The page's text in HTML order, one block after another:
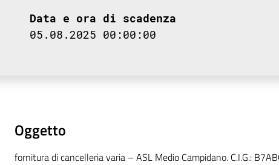
Data e ora di scadenza
05.08.2025 00:00:00
Oggetto
fornitura di cancelleria varia – ASL Medio Campidano. C.I.G.: